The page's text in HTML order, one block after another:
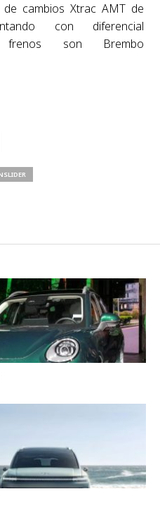
cambios Xtrac AMT de
con diferencial
frenos son Brembo